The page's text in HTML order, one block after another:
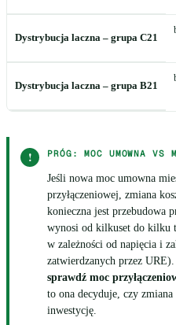
Dystrybucja laczna – grupa C21
Dystrybucja laczna – grupa B21
! PRÓG: MOC UMOWNA VS
Jeśli nowa moc umowna
przyłączeniowej, zmiana
konieczna jest przebudowa
wynosi od kilkuset do kilku
w zależności od napięcia i
zatwierdzanych przez URE).
sprawdź moc
to ona decyduje, czy
inwestycję.